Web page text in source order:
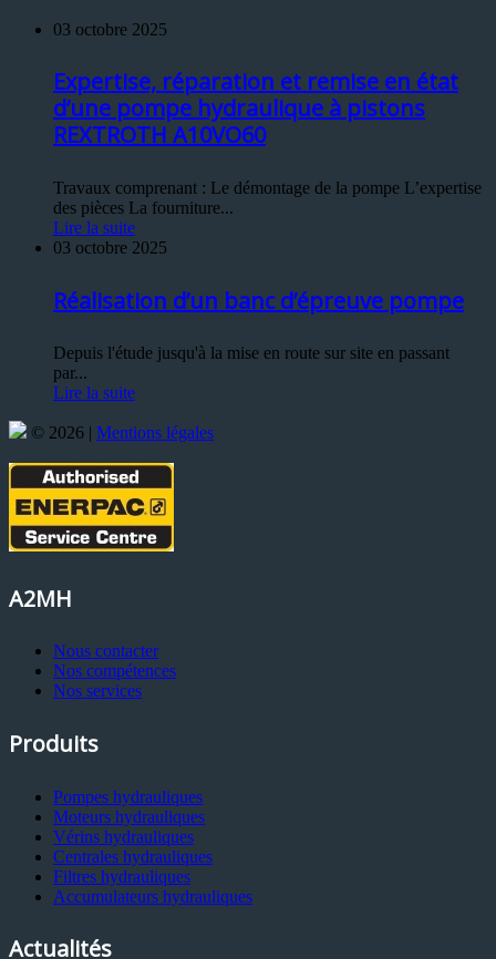
03 octobre 2025
Expertise, réparation et remise en état
d’une pompe hydraulique à pistons
REXTROTH A10VO60
Travaux comprenant : Le démontage de la pompe L’expertise
des pièces La fourniture...
Lire la suite
03 octobre 2025
Réalisation d’un banc d’épreuve pompe
Depuis l'étude jusqu'à la mise en route sur site en passant
par...
Lire la suite
© 2026 | Mentions légales
A2MH
Nous contacter
Nos compétences
Nos services
Produits
Pompes hydrauliques
Moteurs hydrauliques
Vérins hydrauliques
Centrales hydrauliques
Filtres hydrauliques
Accumulateurs hydrauliques
Actualités